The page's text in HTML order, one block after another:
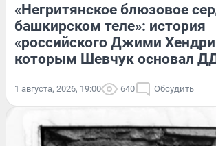
«Негритянское блюзовое
башкирском теле»: история
«российского Джими
которым Шевчук основал
1 августа, 2026, 19:00 640 Обсудить